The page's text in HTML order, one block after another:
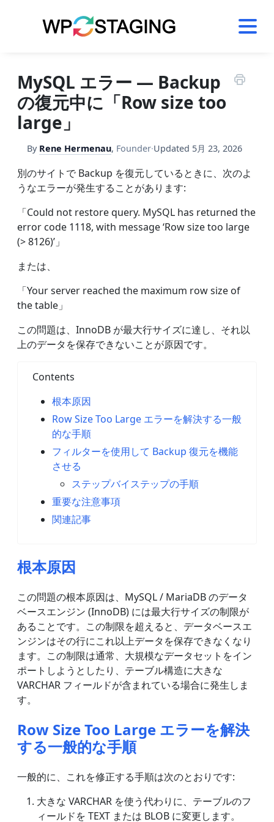
MySQL エラー — Backup
の復元中に「Row size too
large」
By Rene Hermenau, Founder·Updated 5月 23, 2026
別のサイトで Backup を復元しているときに、次のよ
うなエラーが発生することがあります:
「Could not restore query. MySQL has returned the
error code 1118, with message ‘Row size too large
(> 8126)’」
または、
「Your server reached the maximum row size of
the table」
この問題は、InnoDB が最大行サイズに達し、それ以
上のデータを保存できないことが原因です。
Contents
根本原因
Row Size Too Large エラーを解決する一般
的な手順
フィルターを使用して Backup 復元を機能
させる
ステップバイステップの手順
重要な注意事項
関連記事
根本原因
この問題の根本原因は、MySQL / MariaDB のデータ
ベースエンジン (InnoDB) には最大行サイズの制限が
あることです。この制限を超えると、データベースエ
ンジンはその行にこれ以上データを保存できなくなり
ます。この制限は通常、大規模なデータセットをイン
ポートしようとしたり、テーブル構造に大きな
VARCHAR フィールドが含まれている場合に発生しま
す。
Row Size Too Large エラーを解決
する一般的な手順
一般的に、これを修正する手順は次のとおりです:
大きな VARCHAR を使う代わりに、テーブルのフ
ィールドを TEXT または BLOB に変更します。